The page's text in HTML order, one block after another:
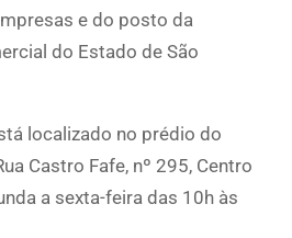
e do posto da
do Estado de São
localizado no prédio do
Castro Fafe, nº 295, Centro
a sexta-feira das 10h às